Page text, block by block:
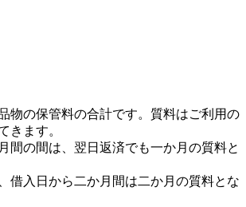
物の保管料の合計です。質料はご利用の
きます。
間の間は、翌日返済でも一か月の質料と
借入日から二か月間は二か月の質料とな